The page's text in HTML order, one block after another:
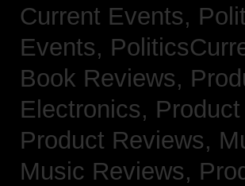
Current Events,
Events,
Book Reviews,
Electronics,
Product Reviews,
Music Reviews,